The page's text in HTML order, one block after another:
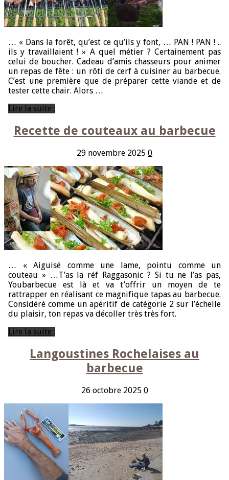
50 ans aux copains !
… « Dans la forêt, qu’est ce qu’ils y font, … PAN ! PAN ! ..
ils y travaillaient ! » A quel métier ? Certainement pas
celui de boucher. Cadeau d’amis chasseurs pour animer
un repas de fête : un rôti de cerf à cuisiner au barbecue.
C’est une première que de préparer cette viande et de
tester cette chair. Alors …
Lire la suite ;
Recette de couteaux au barbecue
29 novembre 2025 0
… « Aiguisé comme une lame, pointu comme un
couteau » …T’as la réf Raggasonic ? Si tu ne l’as pas,
Youbarbecue est là et va t’offrir un moyen de te
rattrapper en réalisant ce magnifique tapas au barbecue.
Considéré comme un apéritif de catégorie 2 sur l’échelle
du plaisir, ton repas va décoller très très fort.
Lire la suite ;
Langoustines Rochelaises au
barbecue
26 octobre 2025 0